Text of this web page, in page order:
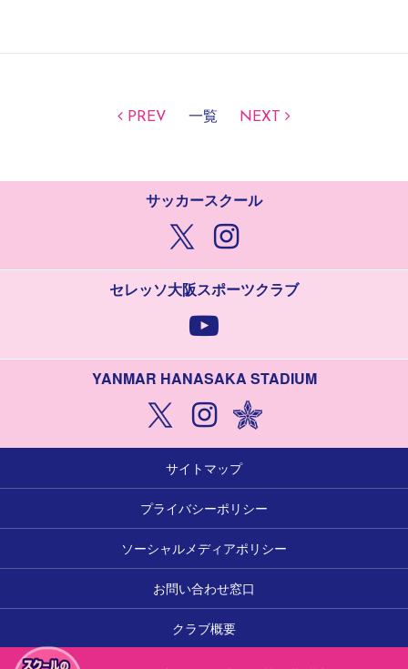
PREV 一覧 NEXT
サッカースクール
セレッソ大阪スポーツクラブ
YANMAR HANASAKA STADIUM
サイトマップ
プライバシーポリシー
ソーシャルメディアポリシー
お問い合わせ窓口
クラブ概要